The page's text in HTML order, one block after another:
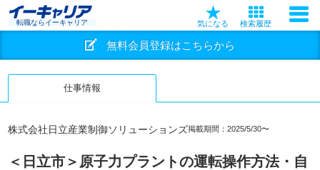
転職ならイーキャリア 気になる 検索履歴
無料会員登録はこちらから
仕事情報
株式会社日立産業制御ソリューションズ掲載期間：2025/5/30〜
＜日立市＞原子力プラントの運転操作方法・自